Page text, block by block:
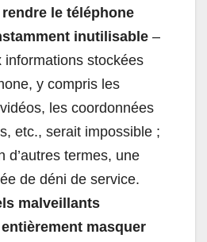
le téléphone
inutilisable –
informations stockées
y compris les
les coordonnées
etc., serait impossible ;
d’autres termes, une
de déni de service.
malveillants
masquer